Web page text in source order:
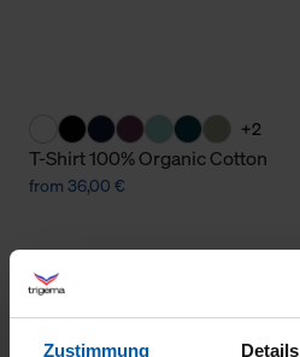
Zustimmung Details
+2
T-Shirt 100% Organic Cotton
from 36,00 €